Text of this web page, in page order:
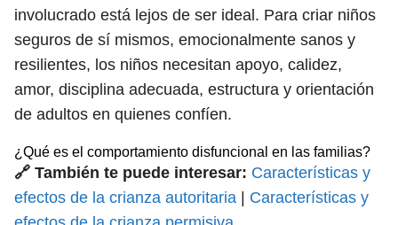
involucrado está lejos de ser ideal. Para criar niños
seguros de sí mismos, emocionalmente sanos y
resilientes, los niños necesitan apoyo, calidez,
amor, disciplina adecuada, estructura y orientación
de adultos en quienes confíen.
¿Qué es el comportamiento disfuncional en las familias?
🔗 También te puede interesar: Características y
efectos de la crianza autoritaria
Características y